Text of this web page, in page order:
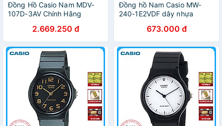
Đồng Hồ Casio Nam MDV-
107D-3AV Chính Hãng
2.669.250 đ
Đồng hồ Nam Casio MW-
240-1E2VDF dây nhựa
673.000 đ